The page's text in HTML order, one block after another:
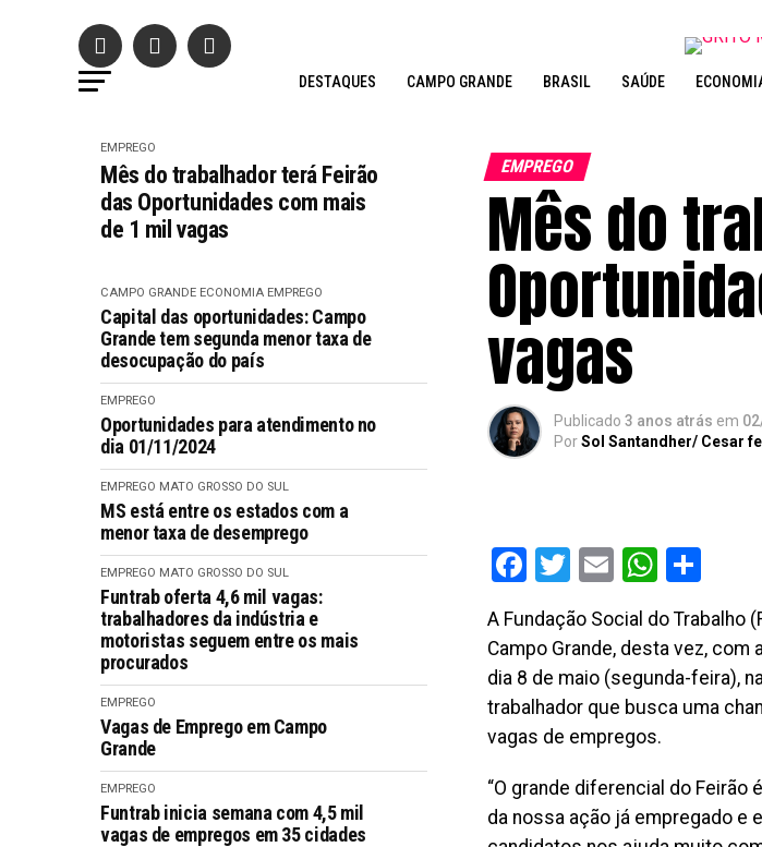
DESTAQUES CAMPO GRANDE BRASIL SAÚDE
EMPREGO
Mês do trabalhador terá Feirão
das Oportunidades com mais
de 1 mil vagas
CAMPO GRANDE ECONOMIA EMPREGO
Capital das oportunidades: Campo
Grande tem segunda menor taxa de
desocupação do país
EMPREGO
Oportunidades para atendimento no
dia 01/11/2024
EMPREGO MATO GROSSO DO SUL
MS está entre os estados com a
menor taxa de desemprego
EMPREGO MATO GROSSO DO SUL
Funtrab oferta 4,6 mil vagas:
trabalhadores da indústria e
motoristas seguem entre os mais
procurados
EMPREGO
Vagas de Emprego em Campo
Grande
EMPREGO
Funtrab inicia semana com 4,5 mil
vagas de empregos em 35 cidades
EMPREGO
Mês do
vagas
Publicado 3 anos atrás em
PorSol Santandher/ Cesar
Facebook
Twitter
Email
A Fundação Social do Trabalho
Campo Grande, desta vez,
dia 8 de maio (segunda-feira),
trabalhador que busca uma
vagas de empregos.
“O grande diferencial do Feirão
da nossa ação já empregado e